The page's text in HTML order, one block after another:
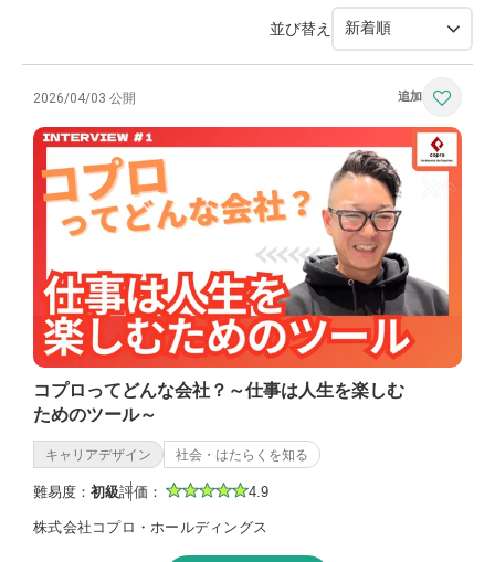
並び替え
2026/04/03 公開
コプロってどんな会社？～仕事は人生を楽しむ
ためのツール～
キャリアデザイン 社会・はたらくを知る
難易度： 初級評価： 4.9
株式会社コプロ・ホールディングス